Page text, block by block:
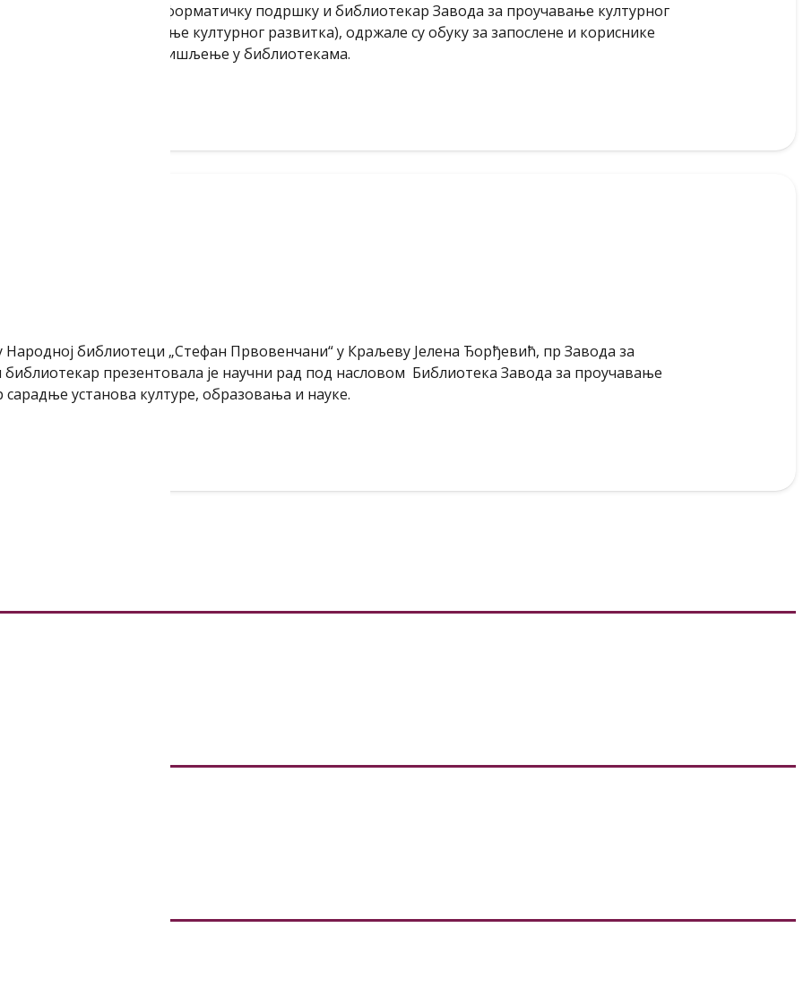
документацију и информатичку подршку и библиотекар Завода за проучавање културног
Завода за проучавање културног развитка), одржале су обуку за запослене и кориснике
и критичко мишљење у библиотекама.
библиотеци „Стефан Првовенчани“ у Краљеву Јелена Ђорђевић, пр Завода за
презентовала је научни рад под насловом Библиотека Завода за проучавање
установа културе, образовања и науке.